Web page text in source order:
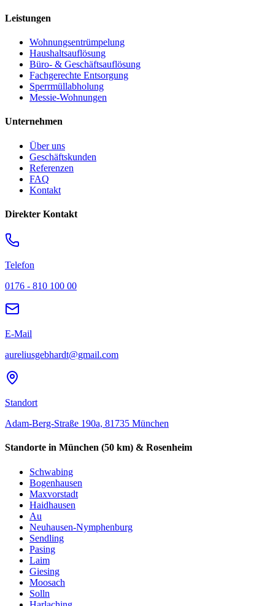
Leistungen
Wohnungsentrümpelung
Haushaltsauflösung
Büro- & Geschäftsauflösung
Fachgerechte Entsorgung
Sperrmüllabholung
Messie-Wohnungen
Unternehmen
Über uns
Geschäftskunden
Referenzen
FAQ
Kontakt
Direkter Kontakt
Telefon
0176 - 810 100 00
E-Mail
aureliusgebhardt@gmail.com
Standort
Adam-Berg-Straße 190a, 81735 München
Standorte in München (50 km) & Rosenheim
Schwabing
Bogenhausen
Maxvorstadt
Haidhausen
Au
Neuhausen-Nymphenburg
Sendling
Pasing
Laim
Giesing
Moosach
Solln